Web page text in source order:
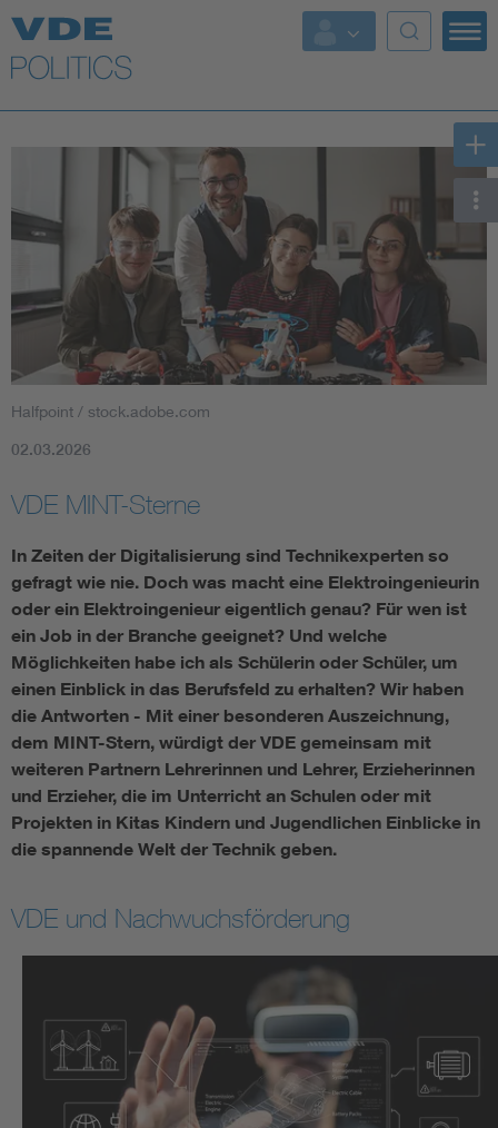
Top Themen
Fokusthemen
AI & Digital Trust
Health
Mobility
Electromobility
Energy efficiency
Energy storage
Functional safety
Halfpoint / stock.adobe.com
02.03.2026
VDE MINT-Sterne
In Zeiten der Digitalisierung sind Technikexperten so
gefragt wie nie. Doch was macht eine Elektroingenieurin
oder ein Elektroingenieur eigentlich genau? Für wen ist
ein Job in der Branche geeignet? Und welche
Möglichkeiten habe ich als Schülerin oder Schüler, um
einen Einblick in das Berufsfeld zu erhalten? Wir haben
die Antworten - Mit einer besonderen Auszeichnung,
dem MINT-Stern, würdigt der VDE gemeinsam mit
weiteren Partnern Lehrerinnen und Lehrer, Erzieherinnen
und Erzieher, die im Unterricht an Schulen oder mit
Projekten in Kitas Kindern und Jugendlichen Einblicke in
die spannende Welt der Technik geben.
VDE und Nachwuchsförderung